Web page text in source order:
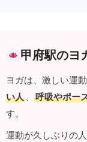
甲府駅のヨ
ヨガは、激しい運
い人 、 呼吸やポー
す。
運動が久しぶりの人